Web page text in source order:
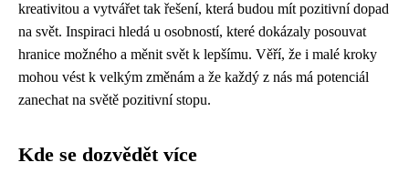
kreativitou a vytvářet tak řešení, která budou mít pozitivní dopad
na svět. Inspiraci hledá u osobností, které dokázaly posouvat
hranice možného a měnit svět k lepšímu. Věří, že i malé kroky
mohou vést k velkým změnám a že každý z nás má potenciál
zanechat na světě pozitivní stopu.
Kde se dozvědět více